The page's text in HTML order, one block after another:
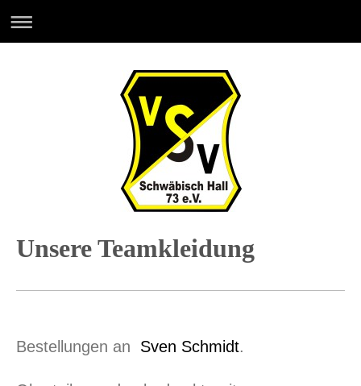
Unsere Teamkleidung
Bestellungen an Sven Schmidt.